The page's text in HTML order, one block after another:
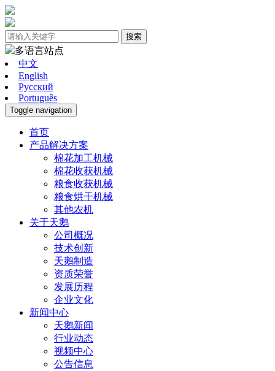
搜索
多语言站点
中文
English
Pусский
Português
Toggle navigation
首页
产品解决方案
棉花加工机械
棉花收获机械
粮食收获机械
粮食烘干机械
其他农机
关于天鹅
公司概况
技术创新
天鹅制造
资质荣誉
发展历程
企业文化
新闻中心
天鹅新闻
行业动态
视频中心
公告信息